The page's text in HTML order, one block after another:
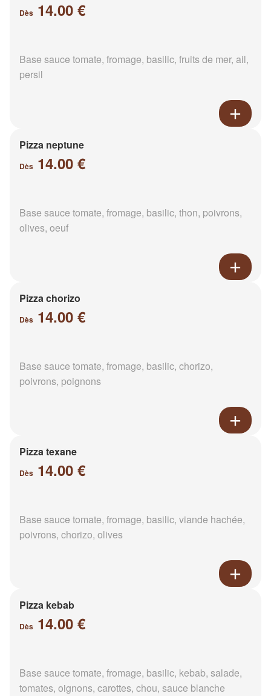
Dès 14.00 €
Base sauce tomate, fromage, basilic, fruits de mer, ail,
persil
Pizza neptune
Dès 14.00 €
Base sauce tomate, fromage, basilic, thon, poivrons,
olives, oeuf
Pizza chorizo
Dès 14.00 €
Base sauce tomate, fromage, basilic, chorizo,
poivrons, poignons
Pizza texane
Dès 14.00 €
Base sauce tomate, fromage, basilic, viande hachée,
poivrons, chorizo, olives
Pizza kebab
Dès 14.00 €
Base sauce tomate, fromage, basilic, kebab, salade,
tomates, oignons, carottes, chou, sauce blanche